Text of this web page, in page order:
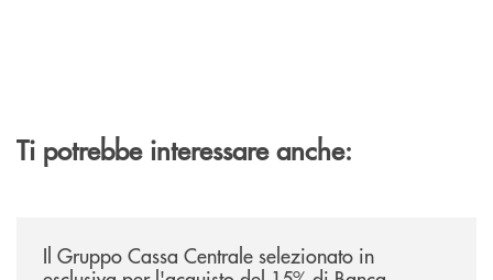
Ti potrebbe interessare anche:
Il Gruppo Cassa Centrale selezionato in